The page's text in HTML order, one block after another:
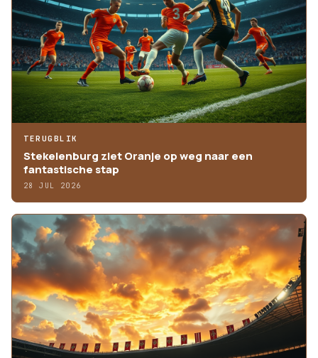
TERUGBLIK
Stekelenburg ziet Oranje op weg naar een
fantastische stap
28 JUL 2026